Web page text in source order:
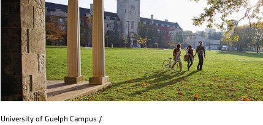
University of Guelph Campus /